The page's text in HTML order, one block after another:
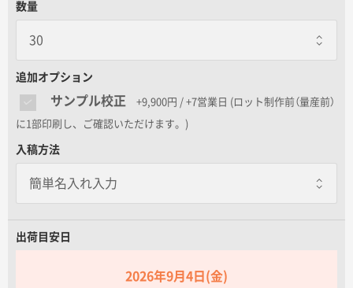
再注文について
名入れグループサイト
数量
追加オプション
サンプル校正 +9,900円 / +7営業日 (ロット制作前（量産前）
に1部印刷し、ご確認いただけます。)
入稿方法
出荷目安日
2026年9月4日(金)